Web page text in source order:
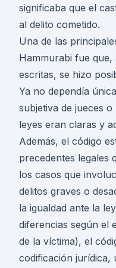
significaba que el
al delito cometido.
Una de las
Hammurabi fue
escritas, se hizo
Ya no dependía
subjetiva de jueces
leyes eran claras y
Además, el código
precedentes legales
los casos que
delitos graves o
la igualdad ante la
diferencias según el
de la víctima), el
codificación jurídica,